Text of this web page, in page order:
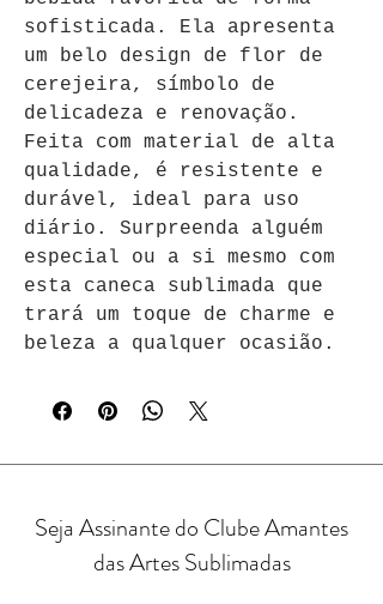
sofisticada. Ela apresenta
um belo design de flor de
cerejeira, símbolo de
delicadeza e renovação.
Feita com material de alta
qualidade, é resistente e
durável, ideal para uso
diário. Surpreenda alguém
especial ou a si mesmo com
esta caneca sublimada que
trará um toque de charme e
beleza a qualquer ocasião.
Seja Assinante do Clube Amantes
das Artes Sublimadas